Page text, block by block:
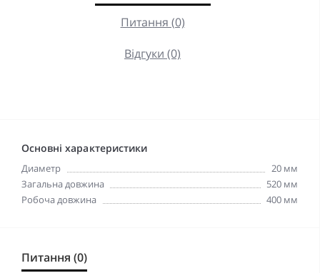
Питання (0)
Відгуки (0)
Основні характеристики
Диаметр
20 мм
Загальна довжина
520 мм
Робоча довжина
400 мм
Питання (0)